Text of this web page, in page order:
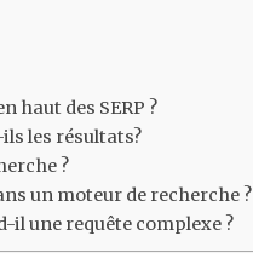
haut des SERP ?
les résultats?
?
un moteur de recherche ?
il une requête complexe ?